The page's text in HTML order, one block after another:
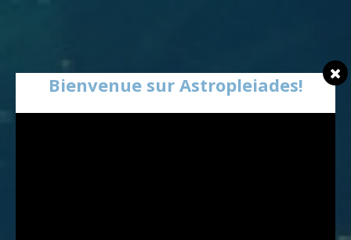
Bienvenue sur Astropleiades!